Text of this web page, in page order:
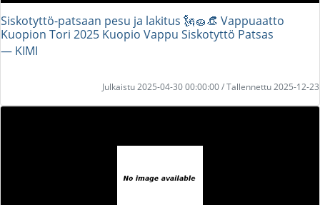
Siskotyttö-patsaan pesu ja lakitus 🗽🧽👒 Vappuaatto
Kuopion Tori 2025 Kuopio Vappu Siskotyttö Patsas
― KIMI
Julkaistu 2025-04-30 00:00:00 / Tallennettu 2025-12-23